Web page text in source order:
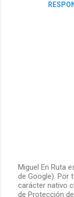
P
u
Miguel En Ruta
de Google). Por
carácter nativo
de Protección